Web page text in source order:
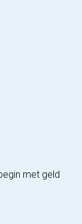
met geld